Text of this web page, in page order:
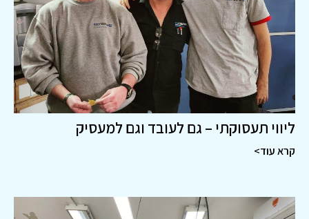
ליווי תעסוקתי – גם לעובד וגם למעסיק
קרא עוד>